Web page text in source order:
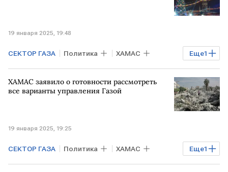
19 января 2025, 19:48
Еще1
СЕКТОР ГАЗА Политика ХАМАС
РОССИЯ
ХАМАС заявило о готовности рассмотреть
все варианты управления Газой
19 января 2025, 19:25
Еще1
СЕКТОР ГАЗА Политика ХАМАС
управление